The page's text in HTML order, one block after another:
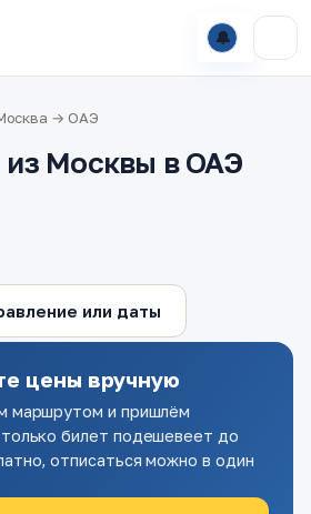
🔔
→ ОАЭ
из Москвы в ОАЭ
или даты
цены вручную
маршрутом и пришлём
билет подешевеет до
отписаться можно в один